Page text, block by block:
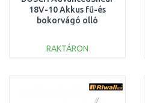
18V-10 Akkus fű-és
bokorvágó olló
0600857001
RAKTÁRON
Összehasonlítás